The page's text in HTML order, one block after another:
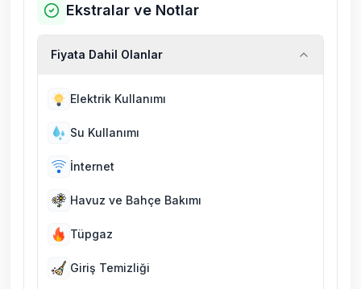
Ekstralar ve Notlar
Fiyata Dahil Olanlar
Elektrik Kullanımı
Su Kullanımı
İnternet
Havuz ve Bahçe Bakımı
Tüpgaz
Giriş Temizliği